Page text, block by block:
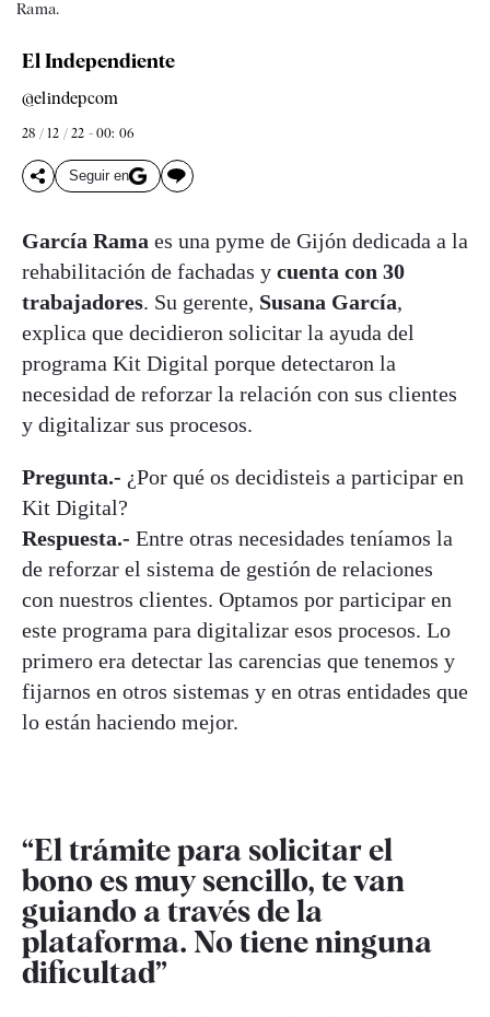
Rama.
El Independiente
@elindepcom
28 / 12 / 22 - 00: 06
Seguir en
García Rama es una pyme de Gijón dedicada a la
rehabilitación de fachadas y cuenta con 30
trabajadores. Su gerente, Susana García,
explica que decidieron solicitar la ayuda del
programa Kit Digital porque detectaron la
necesidad de reforzar la relación con sus clientes
y digitalizar sus procesos.
Pregunta.- ¿Por qué os decidisteis a participar en
Kit Digital?
Respuesta.- Entre otras necesidades teníamos la
de reforzar el sistema de gestión de relaciones
con nuestros clientes. Optamos por participar en
este programa para digitalizar esos procesos. Lo
primero era detectar las carencias que tenemos y
fijarnos en otros sistemas y en otras entidades que
lo están haciendo mejor.
“El trámite para solicitar el
bono es muy sencillo, te van
guiando a través de la
plataforma. No tiene ninguna
dificultad”